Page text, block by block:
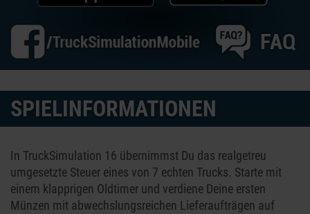
SPIELINFORMATIONEN
In TruckSimulation 16 übernimmst Du das realgetreu
umgesetzte Steuer eines von 7 echten Trucks. Starte mit
einem klapprigen Oldtimer und verdiene Deine ersten
Münzen mit abwechslungsreichen Lieferaufträgen auf